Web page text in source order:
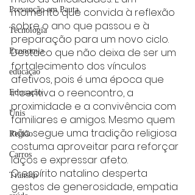
Prevenção em Pauta
Tecnologia
Economia
educaçao
Educação
Unis
Região
Carros
Trânsito
momento que convida à reflexão
sobre o ano que passou e à
preparação para um novo ciclo.
Destaco que não deixa de ser um
fortalecimento dos vínculos
afetivos, pois é uma época que
incentiva o reencontro, a
proximidade e a convivência com
familiares e amigos. Mesmo quem
não segue uma tradição religiosa
costuma aproveitar para reforçar
laços e expressar afeto.
O espírito natalino desperta
gestos de generosidade, empatia